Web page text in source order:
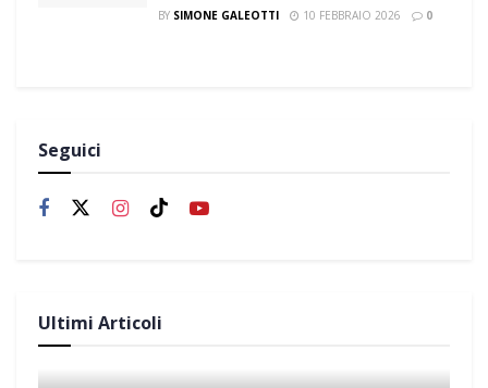
BY SIMONE GALEOTTI 10 FEBBRAIO 2026 0
Seguici
Ultimi Articoli